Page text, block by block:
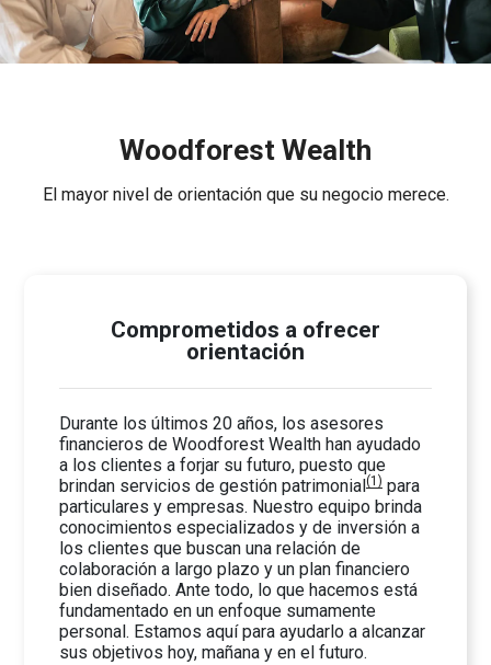
Woodforest Wealth
El mayor nivel de orientación que su negocio merece.
Comprometidos a ofrecer
orientación
Durante los últimos 20 años, los asesores
financieros de Woodforest Wealth han ayudado
a los clientes a forjar su futuro, puesto que
brindan servicios de gestión patrimonial(1) para
particulares y empresas. Nuestro equipo brinda
conocimientos especializados y de inversión a
los clientes que buscan una relación de
colaboración a largo plazo y un plan financiero
bien diseñado. Ante todo, lo que hacemos está
fundamentado en un enfoque sumamente
personal. Estamos aquí para ayudarlo a alcanzar
sus objetivos hoy, mañana y en el futuro.